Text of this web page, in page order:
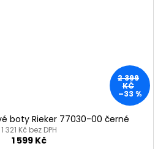
2 399
KČ
–33 %
boty Rieker 77030-00 černé
1 321 Kč bez DPH
1 599 Kč